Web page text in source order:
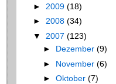
► 2009 (18)
► 2008 (34)
▼ 2007 (123)
► Dezember (9)
► November (6)
► Oktober (7)